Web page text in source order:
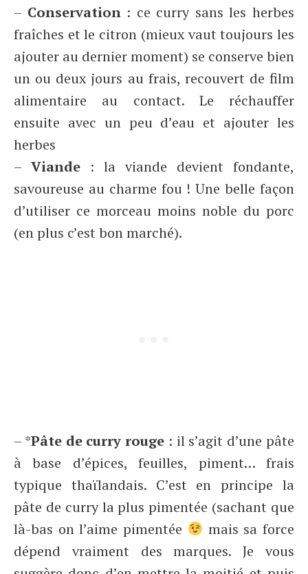
– Conservation: ce curry sans les herbes
fraîches et le citron (mieux vaut toujours les
ajouter au dernier moment) se conserve bien
un ou deux jours au frais, recouvert de film
alimentaire au contact. Le réchauffer
ensuite avec un peu d’eau et ajouter les
herbes
– Viande : la viande devient fondante,
savoureuse au charme fou ! Une belle façon
d’utiliser ce morceau moins noble du porc
(en plus c’est bon marché).
– *Pâte de curry rouge : il s’agit d’une pâte
à base d’épices, feuilles, piment… frais
typique thaïlandais. C’est en principe la
pâte de curry la plus pimentée (sachant que
là-bas on l’aime pimentée
mais sa force
dépend vraiment des marques. Je vous